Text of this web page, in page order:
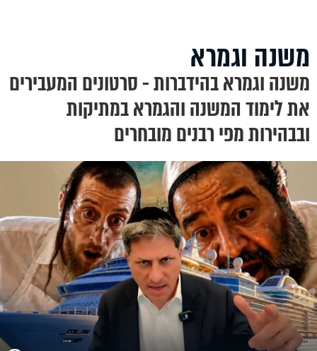
משנה וגמרא
משנה וגמרא בהידברות - סרטונים המעבירים
את לימוד המשנה והגמרא במתיקות
ובבהירות מפי רבנים מובחרים